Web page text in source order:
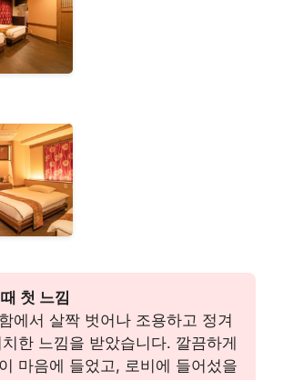
첫 느낌
에서 살짝 벗어나 조용하고 정겨
한 느낌을 받았습니다. 깔끔하게
마음에 들었고, 로비에 들어섰을